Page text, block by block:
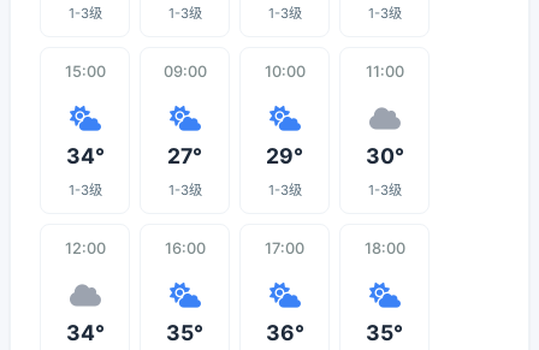
1-3级 1-3级 1-3级 1-3级
15:00
34°
1-3级
09:00
27°
1-3级
10:00
29°
1-3级
11:00
30°
1-3级
12:00
34°
16:00
35°
17:00
36°
18:00
35°